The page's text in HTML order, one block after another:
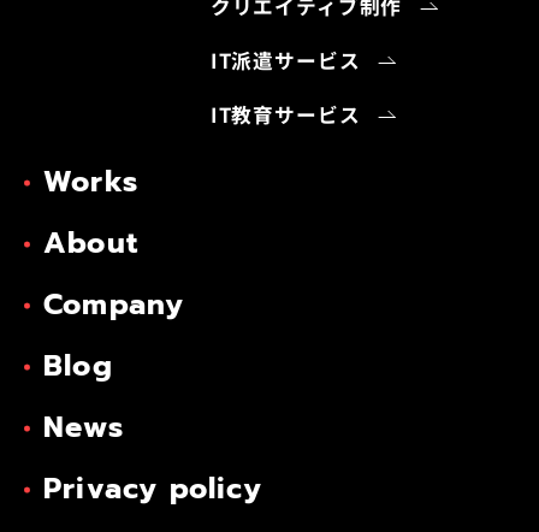
IT派遣サービス
IT教育サービス
Works
About
Company
Blog
News
Privacy policy